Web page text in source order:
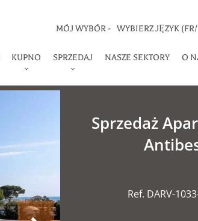
MÓJ WYBÓR - WYBIERZ JĘZYK
KUPNO SPRZEDAJ NASZE SEKTORY O
Sprzedaż
Ref. DARV-